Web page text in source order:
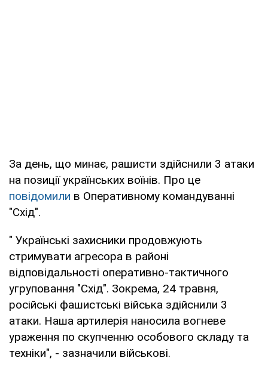
За день, що минає, рашисти здійснили 3 атаки
на позиції українських воїнів. Про це
повідомили в Оперативному командуванні
"Схід".
" Українські захисники продовжують
стримувати агресора в районі
відповідальності оперативно-тактичного
угруповання "Схід". Зокрема, 24 травня,
російські фашистські війська здійснили 3
атаки. Наша артилерія наносила вогневе
ураження по скупченню особового складу та
техніки", - зазначили військові.